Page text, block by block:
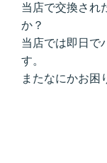
当店で交換され
か？
当店では即日で
す。
またなにかお困